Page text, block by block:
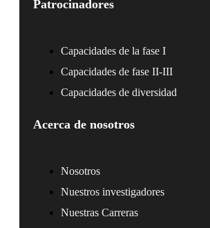
Patrocinadores
Capacidades de la fase I
Capacidades de fase II-III
Capacidades de diversidad
Acerca de nosotros
Nosotros
Nuestros investigadores
Nuestras Carreras